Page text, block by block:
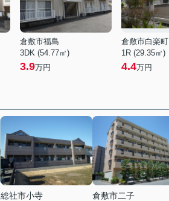
倉敷市福島
3DK (54.77㎡)
3.9万円
倉敷市白楽町
1R (29.35㎡)
4.4万円
総社市小寺
倉敷市二子